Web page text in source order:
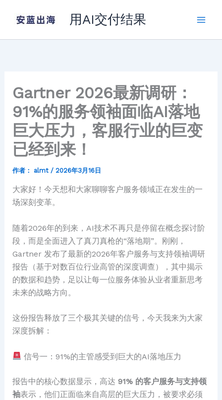
用AI交付结果
Gartner 2026最新调研：
91%的服务领袖面临AI落地
巨大压力，客服行业的巨变
已经到来！
作者： almt / 2026年3月16日
大家好！今天想和大家聊聊客户服务领域正在发生的一
场深刻变革。
随着2026年的到来，AI技术不再只是停留在概念探讨阶
段，而是全面进入了真刀真枪的“落地期”。刚刚，
Gartner 发布了最新的2026年客户服务与支持领袖调研
报告（基于对数百位行业高管的深度调查），其中揭示
的数据和趋势，足以让每一位服务体验从业者重新思考
未来的战略方向。
这份报告释放了三个极其关键的信号，今天我来为大家
深度拆解：
信号一：91%的主管感受到巨大的AI落地压力
报告中的核心数据显示，高达 91% 的客户服务与支持领
袖表示，他们正面临来自高层的巨大压力，被要求必须